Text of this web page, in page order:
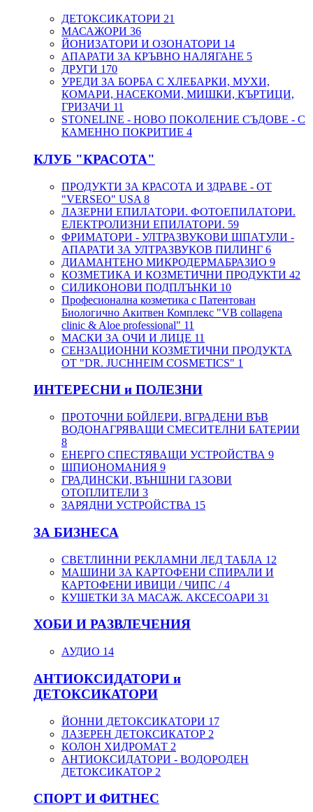
ДЕТОКСИКАТОРИ 21
МАСАЖОРИ 36
ЙОНИЗАТОРИ И ОЗОНАТОРИ 14
АПАРАТИ ЗА КРЪВНО НАЛЯГАНЕ 5
ДРУГИ 170
УРЕДИ ЗА БОРБА С ХЛЕБАРКИ, МУХИ,
КОМАРИ, НАСЕКОМИ, МИШКИ, КЪРТИЦИ,
ГРИЗАЧИ 11
STONELINE - НОВО ПОКОЛЕНИЕ СЪДОВЕ - С
КАМЕННО ПОКРИТИЕ 4
КЛУБ "КРАСОТА"
ПРОДУКТИ ЗА КРАСОТА И ЗДРАВЕ - ОТ
"VERSEO" USA 8
ЛАЗЕРНИ ЕПИЛАТОРИ. ФОТОЕПИЛАТОРИ.
ЕЛЕКТРОЛИЗНИ ЕПИЛАТОРИ. 59
ФРИМАТОРИ - УЛТРАЗВУКОВИ ШПАТУЛИ -
АПАРАТИ ЗА УЛТРАЗВУКОВ ПИЛИНГ 6
ДИАМАНТЕНО МИКРОДЕРМАБРАЗИО 9
КОЗМЕТИКА И КОЗМЕТИЧНИ ПРОДУКТИ 42
СИЛИКОНОВИ ПОДПЛЪНКИ 10
Професионална козметика с Патентован
Биологично Акитвен Комплекс "VB collagena
clinic & Aloe professional" 11
МАСКИ ЗА ОЧИ И ЛИЦЕ 11
СЕНЗАЦИОННИ КОЗМЕТИЧНИ ПРОДУКТА
ОТ "DR. JUCHHEIM COSMETICS" 1
ИНТЕРЕСНИ и ПОЛЕЗНИ
ПРОТОЧНИ БОЙЛЕРИ, ВГРАДЕНИ ВЪВ
ВОДОНАГРЯВАЩИ СМЕСИТЕЛНИ БАТЕРИИ
8
ЕНЕРГО СПЕСТЯВАЩИ УСТРОЙСТВА 9
ШПИОНОМАНИЯ 9
ГРАДИНСКИ, ВЪНШНИ ГАЗОВИ
ОТОПЛИТЕЛИ 3
ЗАРЯДНИ УСТРОЙСТВА 15
ЗА БИЗНЕСА
СВЕТЛИННИ РЕКЛАМНИ ЛЕД ТАБЛА 12
МАШИНИ ЗА КАРТОФЕНИ СПИРАЛИ И
КАРТОФЕНИ ИВИЦИ / ЧИПС /4
КУШЕТКИ ЗА МАСАЖ. АКСЕСОАРИ 31
ХОБИ И РАЗВЛЕЧЕНИЯ
АУДИО 14
АНТИОКСИДАТОРИ и
ДЕТОКСИКАТОРИ
ЙОННИ ДЕТОКСИКАТОРИ 17
ЛАЗЕРЕН ДЕТОКСИКАТОР 2
КОЛОН ХИДРОМАТ 2
АНТИОКСИДАТОРИ - ВОДОРОДЕН
ДЕТОКСИКАТОР 2
СПОРТ И ФИТНЕС